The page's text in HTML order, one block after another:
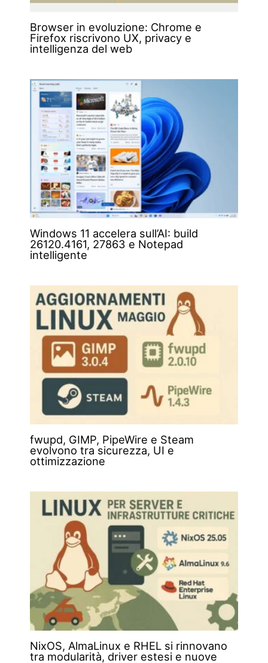
Browser in evoluzione: Chrome e
Firefox riscrivono UX, privacy e
intelligenza del web
Windows 11 accelera sull’AI: build
26120.4161, 27863 e Notepad
intelligente
fwupd, GIMP, PipeWire e Steam
evolvono tra sicurezza, UI e
ottimizzazione
NixOS, AlmaLinux e RHEL si rinnovano
tra modularità, driver estesi e nuove